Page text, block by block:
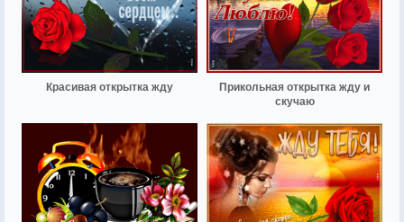
Красивая открытка жду
Прикольная открытка жду и
скучаю